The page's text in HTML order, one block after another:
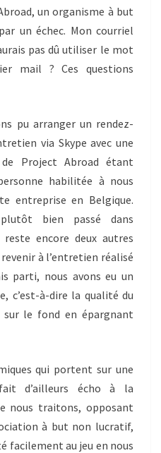
un organisme à but
un échec. Mon courriel
pas dû utiliser le mot
mail ? Ces questions
pu arranger un rendez-
via Skype avec une
Project Abroad étant
habilitée à nous
entreprise en Belgique.
bien passé dans
encore deux autres
à l’entretien réalisé
parti, nous avons eu un
c’est-à-dire la qualité du
sur le fond en épargnant
qui portent sur une
d’ailleurs écho à la
nous traitons, opposant
à but non lucratif,
facilement au jeu en nous